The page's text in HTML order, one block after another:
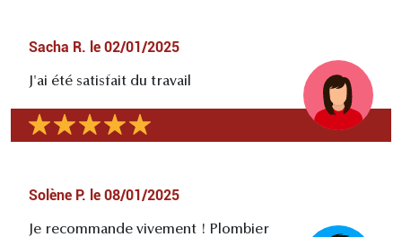
Sacha R. le 02/01/2025
J'ai été satisfait du travail
Solène P. le 08/01/2025
Je recommande vivement ! Plombier